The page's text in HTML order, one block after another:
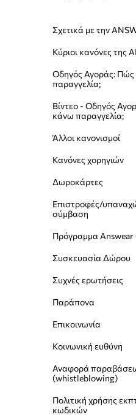
Σχετικά με την
Κύριοι κανόνες της
Οδηγός Αγοράς:
παραγγελία;
Βίντεο - Οδηγός
κάνω παραγγελία;
Άλλοι κανονισμοί
Κανόνες χορηγιών
Δωροκάρτες
Επιστροφές/
σύμβαση
Πρόγραμμα Answear
Συσκευασία Δώρου
Συχνές ερωτήσεις
Παράπονα
Επικοινωνία
Κοινωνική ευθύνη
Αναφορά
(whistleblowing)
Пολιτική χρήσης
κωδικών